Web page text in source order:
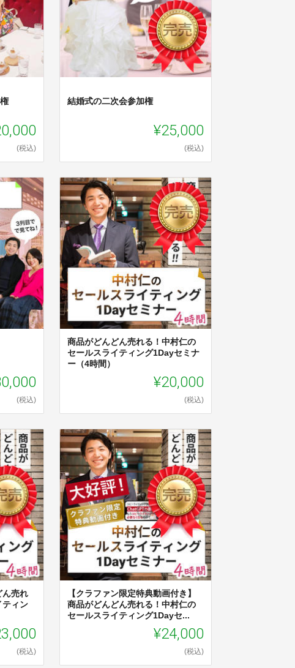
(税込)
結婚式の二次会参加権
¥25,000
(税込)
(税込)
商品がどんどん売れる！中村仁の
セールスライティング1Dayセミナ
ー（4時間）
¥20,000
(税込)
ん売れ
ティン
(税込)
【クラファン限定特典動画付き】
商品がどんどん売れる！中村仁の
セールスライティング1Dayセ...
¥24,000
(税込)